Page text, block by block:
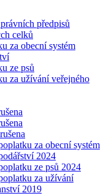
předpisů
celků
za obecní systém
ze psů
za užívání veřejného
za obecní systém
2024
ze psů 2024
za užívání
2019